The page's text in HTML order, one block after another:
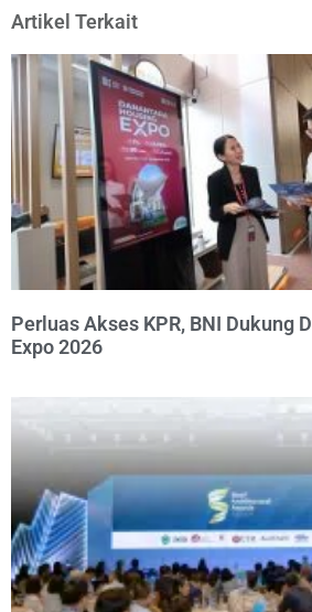
Artikel Terkait
Perluas Akses KPR, BNI Dukung
Expo 2026